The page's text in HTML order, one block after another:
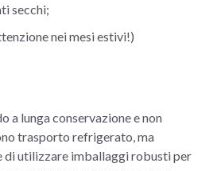
secchi;
nei mesi estivi!)
a lunga conservazione e non
trasporto refrigerato, ma
di utilizzare imballaggi robusti per